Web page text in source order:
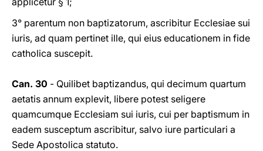
3° parentum non baptizatorum, ascribitur Ecclesiae sui
iuris, ad quam pertinet ille, qui eius educationem in fide
catholica suscepit.
Can. 30 - Quilibet baptizandus, qui decimum quartum
aetatis annum explevit, libere potest seligere
quamcumque Ecclesiam sui iuris, cui per baptismum in
eadem susceptum ascribitur, salvo iure particulari a
Sede Apostolica statuto.